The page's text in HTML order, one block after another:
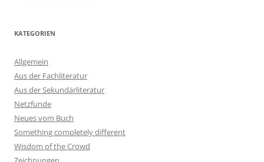
KATEGORIEN
Allgemein
Aus der Fachliteratur
Aus der Sekundärliteratur
Netzfunde
Neues vom Buch
Something completely different
Wisdom of the Crowd